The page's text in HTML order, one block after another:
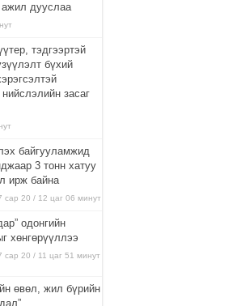
ажил дууслаа
тэдгээртэй
бүхий
засаг
байгууламжид
3 тонн хатуу
ирж байна
сар 20 / 12 цаг 06 минут
одонгийн
хөнгөрүүллээ
сар 20 / 11 цаг 51 минут
өвөл, жил бүрийн